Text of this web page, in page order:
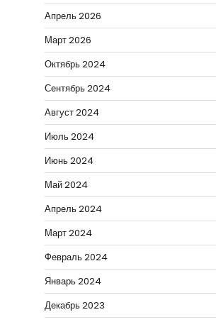
Апрель 2026
Март 2026
Октябрь 2024
Сентябрь 2024
Август 2024
Июль 2024
Июнь 2024
Май 2024
Апрель 2024
Март 2024
Февраль 2024
Январь 2024
Декабрь 2023